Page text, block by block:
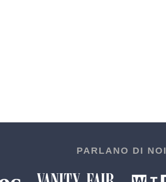
PARLANO DI NOI